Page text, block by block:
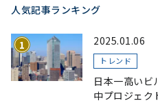
人気記事ランキング
2025.01.06
トレンド
日本一高いビ
中プロジェク